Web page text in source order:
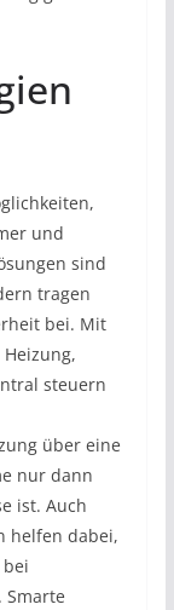
und
sind
tragen
bei. Mit
steuern
über eine
nur dann
ist. Auch
helfen dabei,
Smarte